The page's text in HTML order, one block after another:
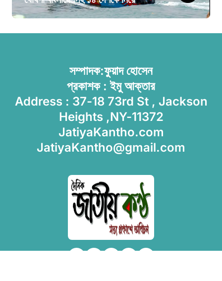
সম্পাদক:ফুয়াদ হোসেন
প্রকাশক : ইমু আক্তার
Address : 37-18 73rd St , Jackson
Heights ,NY-11372
JatiyaKantho.com
JatiyaKantho@gmail.com